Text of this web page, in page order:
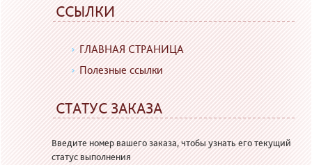
ССЫЛКИ
ГЛАВНАЯ СТРАНИЦА
Полезные ссылки
СТАТУС ЗАКАЗА
Введите номер вашего заказа, чтобы узнать его текущий
статус выполнения